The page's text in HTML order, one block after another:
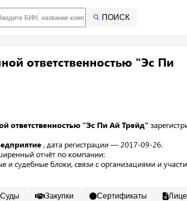
ПОИСК
ответственностью "Эс Пи
ответственностью "Эс Пи Ай Трейд"
, дата регистрации — 2017-09-26.
отчёт по компании:
и судебные блоки, связи с организациями и
Суды Закупки Сертификаты